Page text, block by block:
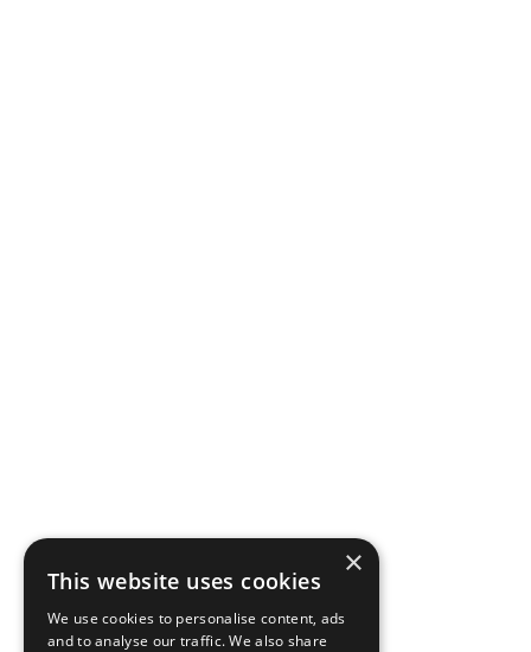
×
This website uses cookies
We use cookies to personalise content, ads
and to analyse our traffic. We also share